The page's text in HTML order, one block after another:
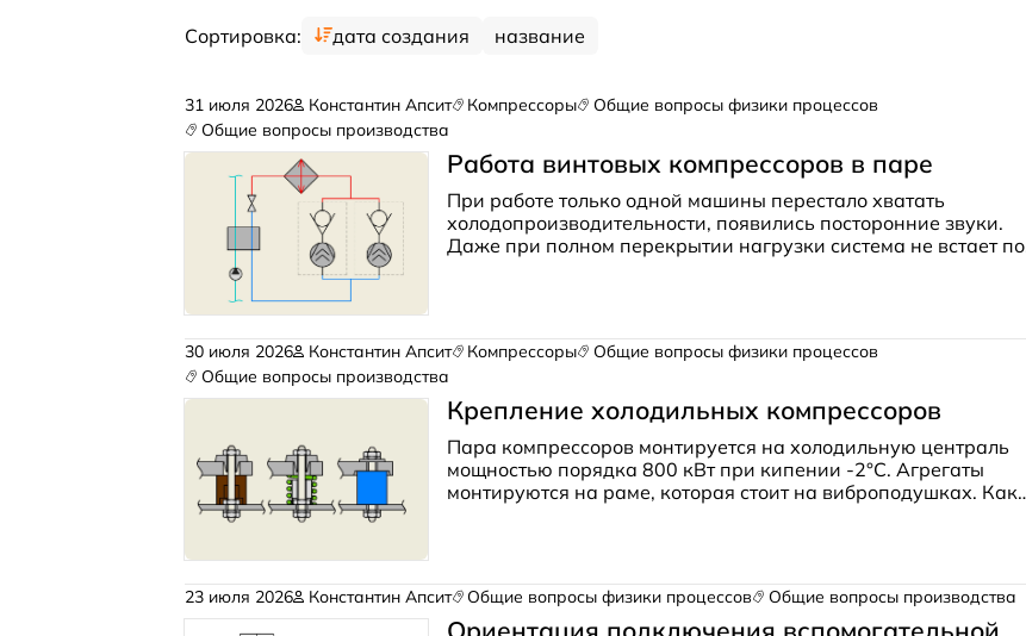
Сортировка: дата создания название
31 июля 2026 Константин Апсит Компрессоры
Общие вопросы физики процессов
Общие вопросы производства
Работа винтовых компрессоров в паре
При работе только одной машины перестало хватать
холодопроизводительности, появились посторонние звуки.
Даже при полном перекрытии нагрузки система не встает по
30 июля 2026 Константин Апсит Компрессоры
Общие вопросы физики процессов
Общие вопросы производства
Крепление холодильных компрессоров
Пара компрессоров монтируется на холодильную централь
мощностью порядка 800 кВт при кипении -2°С. Агрегаты
монтируются на раме, которая стоит на виброподушках. Как
23 июля 2026 Константин Апсит Общие вопросы физики процессов Общие вопросы производства